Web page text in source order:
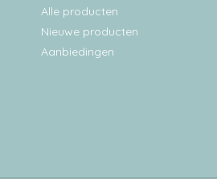
Alle producten
Nieuwe producten
Aanbiedingen